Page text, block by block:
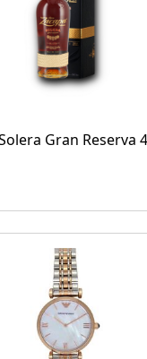
Gran Reserva